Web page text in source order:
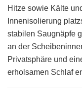
Hitze sowie Kälte
Innenisolierung
stabilen Saugnäpfe
an der
Privatsphäre und
erholsamen Schlaf